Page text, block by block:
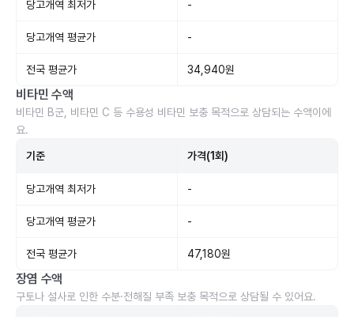
당고개역 최저가 -
당고개역 평균가 -
전국 평균가 34,940원
비타민 수액
비타민 B군, 비타민 C 등 수용성 비타민 보충 목적으로 상담되는 수액이에
요.
기준 가격(1회)
당고개역 최저가 -
당고개역 평균가 -
전국 평균가 47,180원
장염 수액
구토나 설사로 인한 수분·전해질 부족 보충 목적으로 상담될 수 있어요.